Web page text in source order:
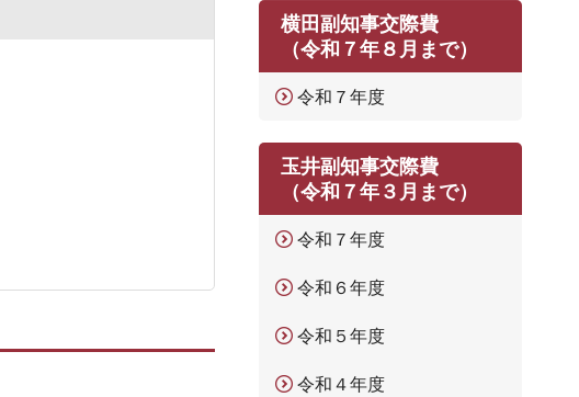
横田副知事交際費
（令和７年８月まで）
令和７年度
玉井副知事交際費
（令和７年３月まで）
令和７年度
令和６年度
令和５年度
令和４年度